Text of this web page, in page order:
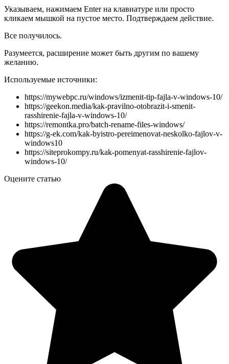
Указываем, нажимаем Enter на клавиатуре или просто
кликаем мышкой на пустое место. Подтверждаем действие.
Все получилось.
Разумеется, расширение может быть другим по вашему
желанию.
Используемые источники:
https://mywebpc.ru/windows/izmenit-tip-fajla-v-windows-10/
https://geekon.media/kak-pravilno-otobrazit-i-smenit-
rasshirenie-fajla-v-windows-10/
https://remontka.pro/batch-rename-files-windows/
https://g-ek.com/kak-byistro-pereimenovat-neskolko-fajlov-v-
windows10
https://siteprokompy.ru/kak-pomenyat-rasshirenie-fajlov-
windows-10/
Оцените статью